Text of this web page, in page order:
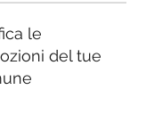
le
del tue